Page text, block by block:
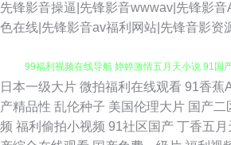
先锋影音操逼|先锋影音wwwav|先锋影
色在线|先锋影音av福利网站|先锋音影资
91n色网色情网站 www午夜com 性生活欧美免费
99福利视频在线导航 婷婷激情五月天小说 91国
日本一级大片 微拍福利在线观看 91香蕉
产精品性 乱伦种子 美国伦理大片 国产二
频 福利偷拍小视频 91社区国产 丁香五月